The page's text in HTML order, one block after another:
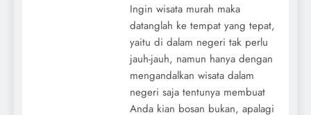
Ingin wisata murah maka
datanglah ke tempat yang tepat,
yaitu di dalam negeri tak perlu
jauh-jauh, namun hanya dengan
mengandalkan wisata dalam
negeri saja tentunya membuat
Anda kian bosan bukan, apalagi